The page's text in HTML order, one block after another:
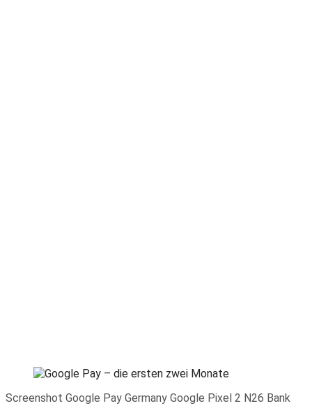
Screenshot Google Pay Germany Google Pixel 2 N26 Bank